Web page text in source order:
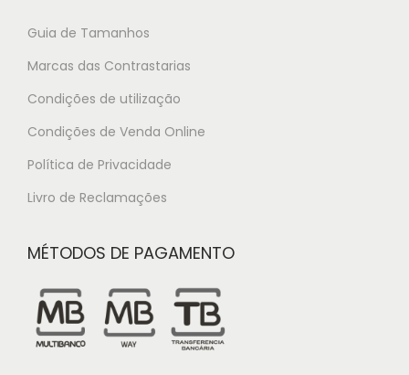
Guia de Tamanhos
Marcas das Contrastarias
Condições de utilização
Condições de Venda Online
Política de Privacidade
Livro de Reclamações
MÉTODOS DE PAGAMENTO